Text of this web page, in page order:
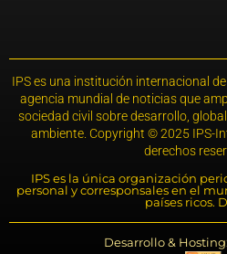
IPS es una institución internacional
agencia mundial de noticias que
sociedad civil sobre desarrollo,
ambiente. Copyright © 2025 IPS-
derechos
IPS es la única organización
personal y corresponsales en el
países ricos.
Desarrollo &